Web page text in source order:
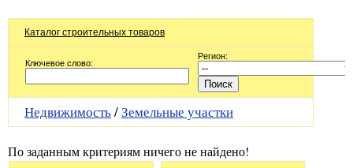
Каталог строительных товаров
Ключевое слово:
Регион:
Недвижимость/Земельные участки
По заданным критериям ничего не найдено!